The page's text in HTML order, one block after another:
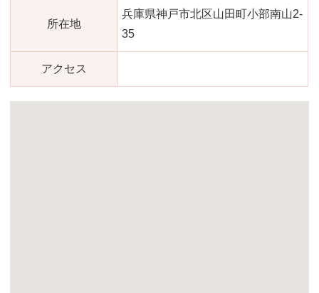
所在地
兵庫県神戸市北区山田町小部南山2-
35
アクセス